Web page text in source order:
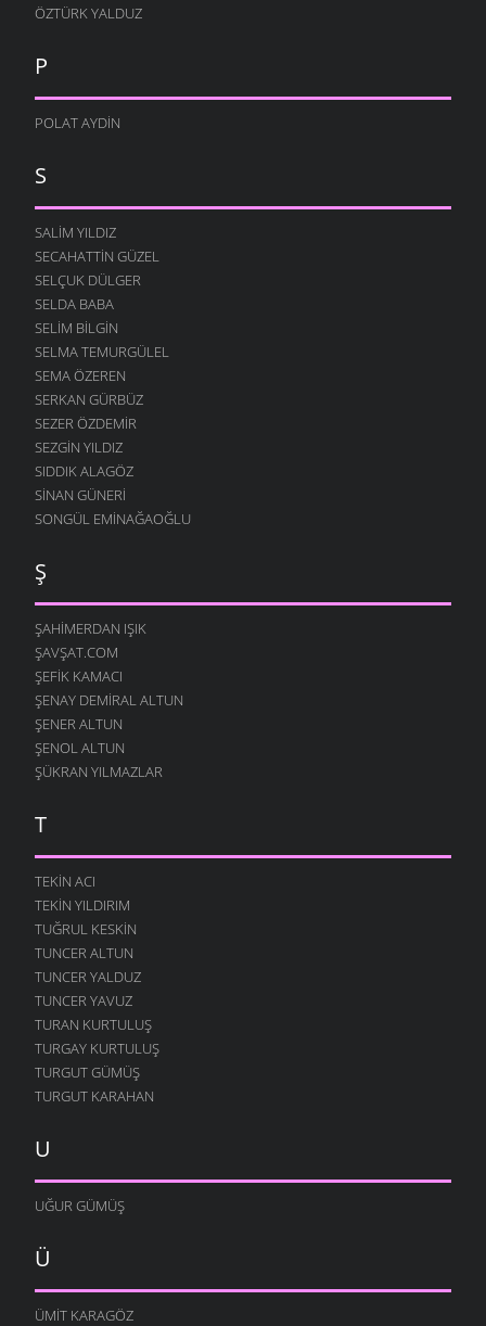
ÖZTÜRK YALDUZ
P
POLAT AYDIN
S
SALIM YILDIZ
SECAHATTIN GÜZEL
SELÇUK DÜLGER
SELDA BABA
SELIM BILGIN
SELMA TEMURGÜLEL
SEMA ÖZEREN
SERKAN GÜRBÜZ
SEZER ÖZDEMIR
SEZGIN YILDIZ
SIDDIK ALAGÖZ
SINAN GÜNERI
SONGÜL EMINAĞAOĞLU
Ş
ŞAHIMERDAN IŞIK
ŞAVŞAT.COM
ŞEFIK KAMACI
ŞENAY DEMIRAL ALTUN
ŞENER ALTUN
ŞENOL ALTUN
ŞÜKRAN YILMAZLAR
T
TEKIN ACI
TEKIN YILDIRIM
TUĞRUL KESKIN
TUNCER ALTUN
TUNCER YALDUZ
TUNCER YAVUZ
TURAN KURTULUŞ
TURGAY KURTULUŞ
TURGUT GÜMÜŞ
TURGUT KARAHAN
U
UĞUR GÜMÜŞ
Ü
ÜMIT KARAGÖZ